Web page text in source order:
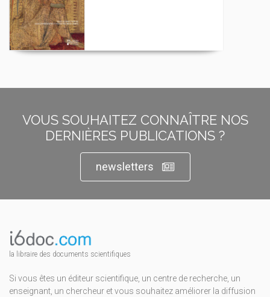
VOUS SOUHAITEZ CONNAÎTRE NOS
DERNIÈRES PUBLICATIONS ?
newsletters
la libraire des documents scientifiques
Si vous êtes un éditeur scientifique, un centre de recherche, un
enseignant, un chercheur et vous souhaitez améliorer la diffusion